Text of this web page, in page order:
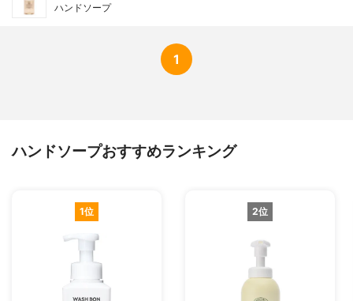
ハンドソープ
1
ハンドソープおすすめランキング
1位 2位